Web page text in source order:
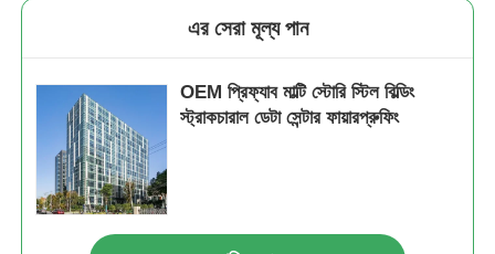
উদ্ধৃতির জন্য আবেদন
ইস্পাত কাঠামো বিল্ডিং
ইস্পাত কাঠামো কর্মশালা
এর সেরা মূল্য পান
OEM প্রিফ্যাব মাল্টি স্টোরি স্টিল বিল্ডিং
স্ট্রাকচারাল ডেটা সেন্টার ফায়ারপ্রুফিং